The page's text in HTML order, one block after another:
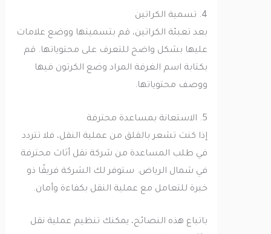
بعد تعبئة الكراتين، قم بتسميتها ووضع علامات
عليها بشكل واضح للتعرف على محتوياتها. قم
بكتابة اسم الغرفة المراد وضع الكرتون فيها
ووصف محتوياتها.
إذا كنت تشعر بالقلق من عملية النقل، فلا تتردد
في طلب المساعدة من شركة نقل أثاث محترفة
في شمال الرياض. ستوفر لك الشركة فريقًا ذو
خبرة للتعامل مع عملية النقل بكفاءة وأمان.
باتباع هذه النصائح، يمكنك تنظيم عملية نقل